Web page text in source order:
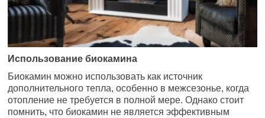
Использование биокамина
Биокамин можно использовать как источник
дополнительного тепла, особенно в межсезонье, когда
отопление не требуется в полной мере. Однако стоит
помнить, что биокамин не является эффективным